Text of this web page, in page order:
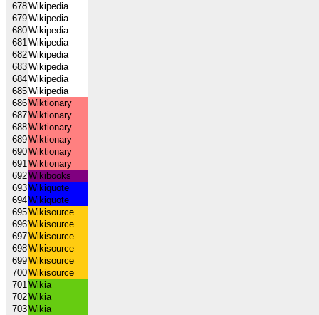
678Wikipedia
679Wikipedia
680Wikipedia
681Wikipedia
682Wikipedia
683Wikipedia
684Wikipedia
685Wikipedia
686Wiktionary
687Wiktionary
688Wiktionary
689Wiktionary
690Wiktionary
691Wiktionary
692Wikibooks
693Wikiquote
694Wikiquote
695Wikisource
696Wikisource
697Wikisource
698Wikisource
699Wikisource
700Wikisource
701Wikia
702Wikia
703Wikia